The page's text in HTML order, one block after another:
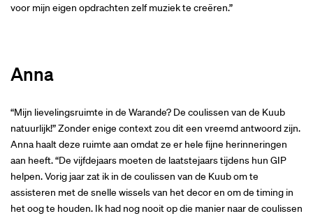
voor mijn eigen opdrachten zelf muziek te creëren.”
Anna
“Mijn lievelingsruimte in de Warande? De coulissen van de Kuub
natuurlijk!” Zonder enige context zou dit een vreemd antwoord zijn.
Anna haalt deze ruimte aan omdat ze er hele fijne herinneringen
aan heeft. “De vijfdejaars moeten de laatstejaars tijdens hun GIP
helpen. Vorig jaar zat ik in de coulissen van de Kuub om te
assisteren met de snelle wissels van het decor en om de timing in
het oog te houden. Ik had nog nooit op die manier naar de coulissen